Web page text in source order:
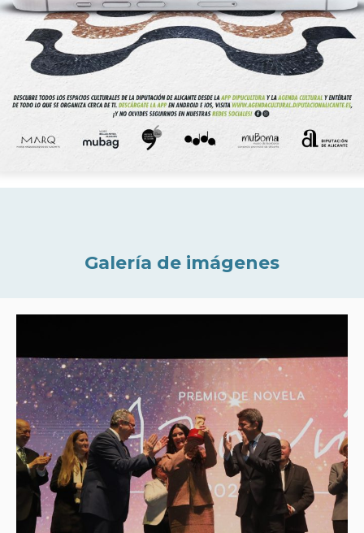
Galería de imágenes